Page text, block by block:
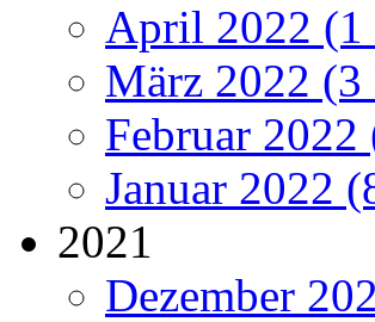
April 2022 (1
März 2022 (3
Februar
Januar 2022
2021
Dezember